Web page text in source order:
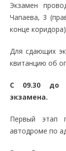
Экзамен
Чапаева, 3
конце
Для сдающих
квитанцию об
С 09.30 до
экзамена.
Первый этап
автодроме по